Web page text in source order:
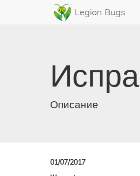
Legion Bugs
Описание
01/07/2017